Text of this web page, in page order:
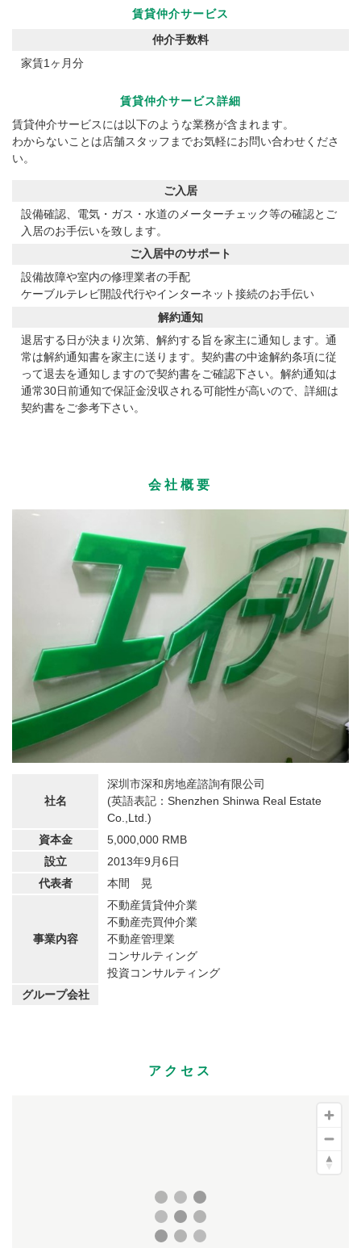
賃貸仲介サービス
仲介手数料
家賃1ヶ月分
賃貸仲介サービス詳細
賃貸仲介サービスには以下のような業務が含まれます。
わからないことは店舗スタッフまでお気軽にお問い合わせくださ
い。
ご入居
設備確認、電気・ガス・水道のメーターチェック等の確認とご
入居のお手伝いを致します。
ご入居中のサポート
設備故障や室内の修理業者の手配
ケーブルテレビ開設代行やインターネット接続のお手伝い
解約通知
退居する日が決まり次第、解約する旨を家主に通知します。通
常は解約通知書を家主に送ります。契約書の中途解約条項に従
って退去を通知しますので契約書をご確認下さい。解約通知は
通常30日前通知で保証金没収される可能性が高いので、詳細は
契約書をご参考下さい。
会社概要
社名
深圳市深和房地産諮詢有限公司
(英語表記：Shenzhen Shinwa Real Estate
Co.,Ltd.)
資本金
5,000,000 RMB
設立
2013年9月6日
代表者
本間 晃
事業内容
不動産賃貸仲介業
不動産売買仲介業
不動産管理業
コンサルティング
投資コンサルティング
グループ会社
アクセス